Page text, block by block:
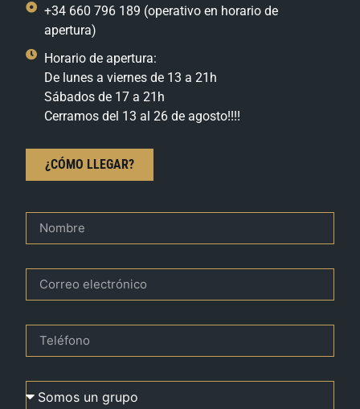
+34 660 796 189 (operativo en horario de
apertura)
Horario de apertura:
De lunes a viernes de 13 a 21h
Sábados de 17 a 21h
Cerramos del 13 al 26 de agosto!!!!
¿CÓMO LLEGAR?